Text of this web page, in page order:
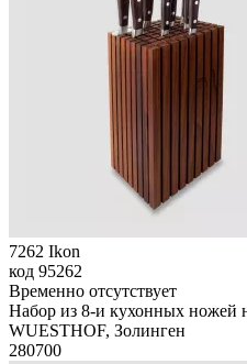
7262 Ikon
код 95262
Временно отсутствует
Набор из 8-и кухонных ножей
WUESTHOF, Золинген
280700